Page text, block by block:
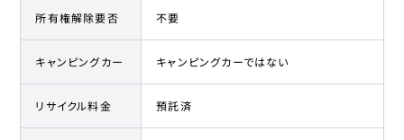
所有権解除要否 不要
キャンピングカー キャンピングカーではない
リサイクル料金 預託済